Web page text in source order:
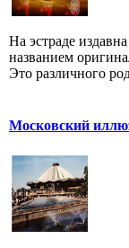
На эстраде
названием
Это различного
Московский